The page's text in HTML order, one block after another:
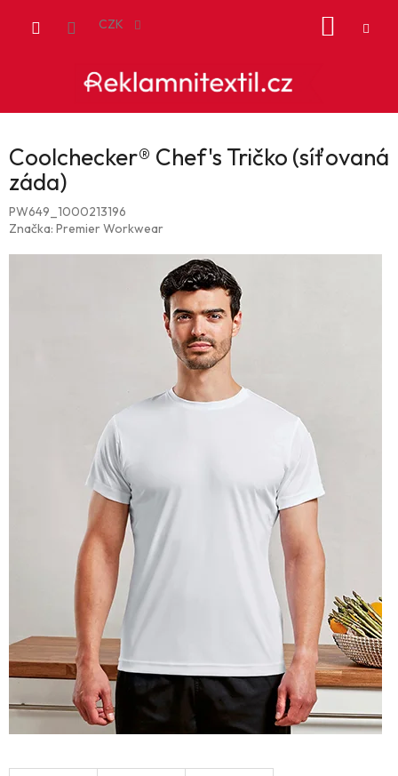
CZK
Coolchecker® Chef's Tričko (síťovaná
záda)
PW649_1000213196
Značka: Premier Workwear